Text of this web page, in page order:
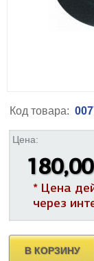
Код товара:
Цена:
* Цена
через
В КОРЗИНУ